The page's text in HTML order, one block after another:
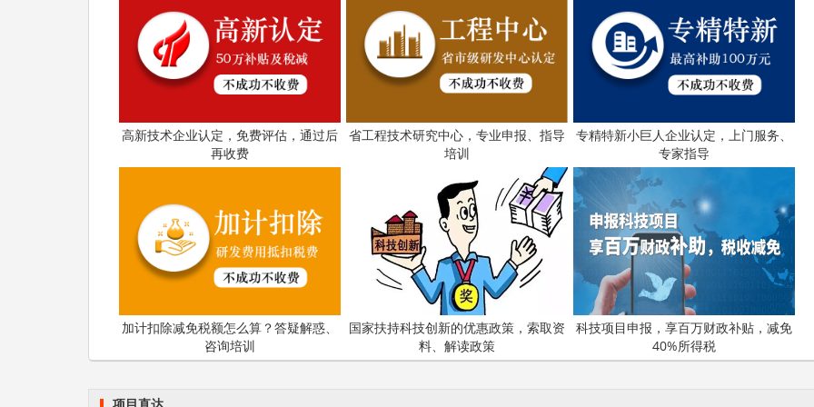
科泰集团(https://www.gdktzx.com/)成立17年来，致力于提供高新技术企业认定 、名优高新技术产品
定、省市工程中心认定、省市企业技术中心认定、省市工业设计中心认定、省市重点实验室认定、新型研发机
融合贯标认证、科技型中小企业评价入库、创新创业大赛、专利奖、科学技术奖、科技成果评价 、科技成果转
等服务。关注【科小泰】公众号，及时获取最新科技项目资讯！
高新技术企业认定，免费评估，通过后
再收费
省工程技术研究中心，专业申报、指导
培训
专精特新小巨人企业认定，上门服务、
专家指导
加计扣除减免税额怎么算？答疑解惑、
咨询培训
国家扶持科技创新的优惠政策，索取资
料、解读政策
科技项目申报，享百万财政补贴，减免
40%所得税